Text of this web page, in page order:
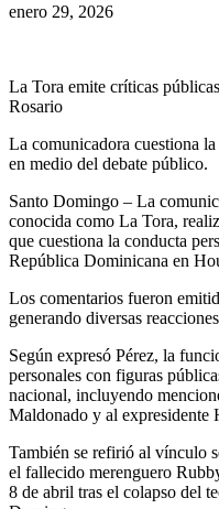
enero 29, 2026
La Tora emite críticas
Rosario
La comunicadora cuestiona
en medio del debate público.
Santo Domingo – La
conocida como La Tora,
que cuestiona la conducta
República Dominicana en
Los comentarios fueron
generando diversas
Según expresó Pérez, la
personales con figuras
nacional, incluyendo
Maldonado y al expresidente
También se refirió al vínculo
el fallecido merenguero
8 de abril tras el colapso del